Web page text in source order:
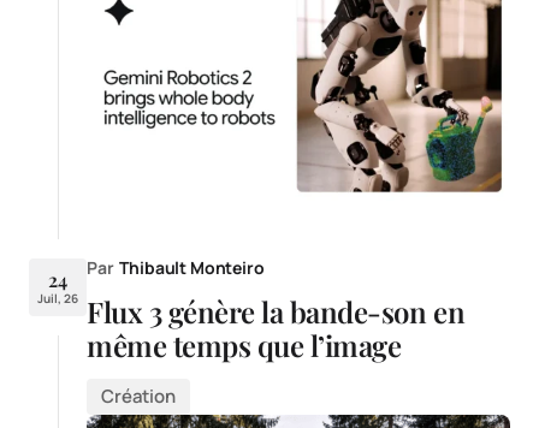
24
Juil, 26
Par Thibault Monteiro
Flux 3 génère la bande-son en
même temps que l’image
Création